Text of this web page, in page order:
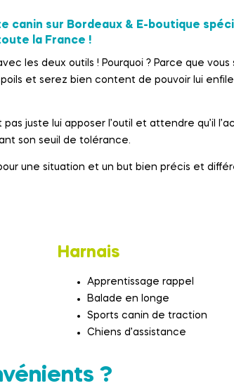
sur Bordeaux & E-boutique
la France !
les deux outils ! Pourquoi ? Parce que
et serez bien content de pouvoir lui enfiler
juste lui apposer l’outil et attendre qu’il
son seuil de tolérance.
une situation et un but bien précis et
Harnais
Apprentissage rappel
Balade en longe
Sports canin de traction
Chiens d’assistance
?